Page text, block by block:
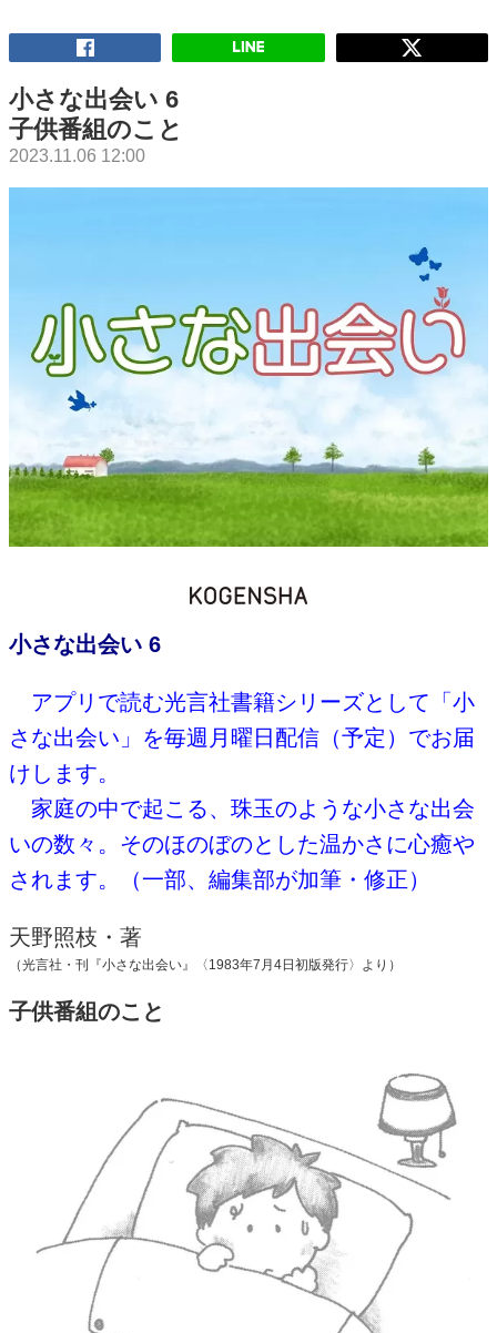
小さな出会い 6
子供番組のこと
2023.11.06 12:00
小さな出会い 6
アプリで読む光言社書籍シリーズとして「小
さな出会い」を毎週月曜日配信（予定）でお届
けします。
家庭の中で起こる、珠玉のような小さな出会
いの数々。そのほのぼのとした温かさに心癒や
されます。（一部、編集部が加筆・修正）
天野照枝・著
（光言社・刊『小さな出会い』〈 1983年7 月 4日初版発行〉より）
子供番組のこと